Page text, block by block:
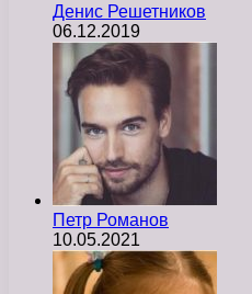
Денис Решетников
06.12.2019
Петр Романов
10.05.2021